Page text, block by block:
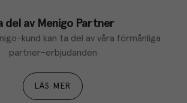
del av Menigo Partner
kund kan ta del av våra förmånliga
partner-erbjudanden
LÄS MER